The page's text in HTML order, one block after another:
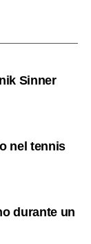
Sinner
nel tennis
durante un